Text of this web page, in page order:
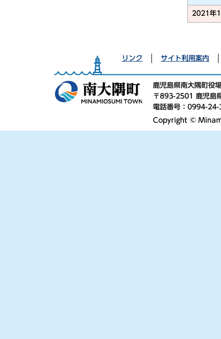
2021年
リンク サイト利用案内
鹿児島県南大隅町役
〒893-2501 鹿児島
電話番号：0994-
Copyright ©